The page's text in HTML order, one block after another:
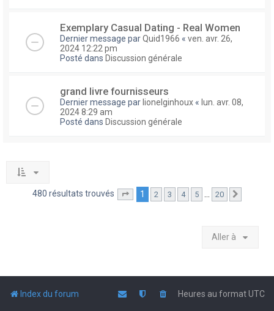
Exemplary Сasual Dating - Real Women
Dernier message parQuid1966 « ven. avr. 26,
2024 12:22 pm
Posté dans Discussion générale
grand livre fournisseurs
Dernier message par lionelginhoux « lun. avr. 08,
2024 8:29 am
Posté dans Discussion générale
480 résultats trouvés Page sur20
1 2 3 4 5 … 20
Aller à
Index du forum Heures au formatUTC